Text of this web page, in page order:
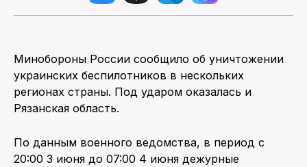
Минобороны России сообщило об уничтожении
украинских беспилотников в нескольких
регионах страны. Под ударом оказалась и
Рязанская область.
По данным военного ведомства, в период с
20:00 3 июня до 07:00 4 июня дежурные